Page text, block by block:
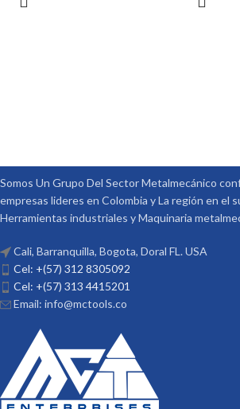
Somos Un Grupo Del Sector Metalmecánico
empresas lideres en Colombia y La región en el
Herramientas industriales y Maquinaria
Cali, Barranquilla, Bogota, Doral FL. USA
Cel: +(57) 312 8305092
Cel: +(57) 313 4415201
Email: info@mctools.co